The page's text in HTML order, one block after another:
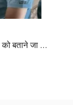
बताने जा …